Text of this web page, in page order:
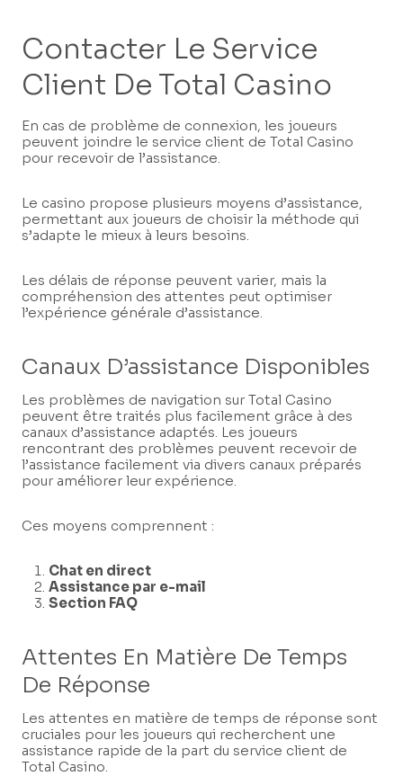
Contacter Le Service
Client De Total Casino
En cas de problème de connexion, les joueurs
peuvent joindre le service client de Total Casino
pour recevoir de l’assistance.
Le casino propose plusieurs moyens d’assistance,
permettant aux joueurs de choisir la méthode qui
s’adapte le mieux à leurs besoins.
Les délais de réponse peuvent varier, mais la
compréhension des attentes peut optimiser
l’expérience générale d’assistance.
Canaux D’assistance Disponibles
Les problèmes de navigation sur Total Casino
peuvent être traités plus facilement grâce à des
canaux d’assistance adaptés. Les joueurs
rencontrant des problèmes peuvent recevoir de
l’assistance facilement via divers canaux préparés
pour améliorer leur expérience.
Ces moyens comprennent :
Chat en direct
Assistance par e-mail
Section FAQ
Attentes En Matière De Temps
De Réponse
Les attentes en matière de temps de réponse sont
cruciales pour les joueurs qui recherchent une
assistance rapide de la part du service client de
Total Casino.